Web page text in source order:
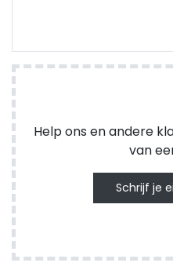
Help ons en andere
van
Schrijf je